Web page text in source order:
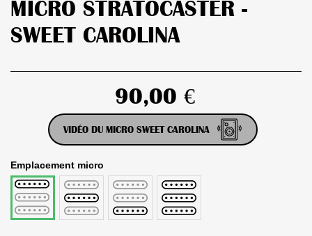
MICRO STRATOCASTER -
SWEET CAROLINA
90,00 €
VIDÉO DU MICRO SWEET CAROLINA
Emplacement micro
Neck
Middle Bridge
Set
complet